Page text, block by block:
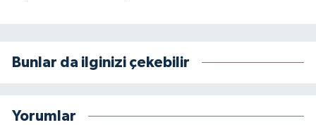
Bunlar da ilginizi çekebilir
Yorumlar